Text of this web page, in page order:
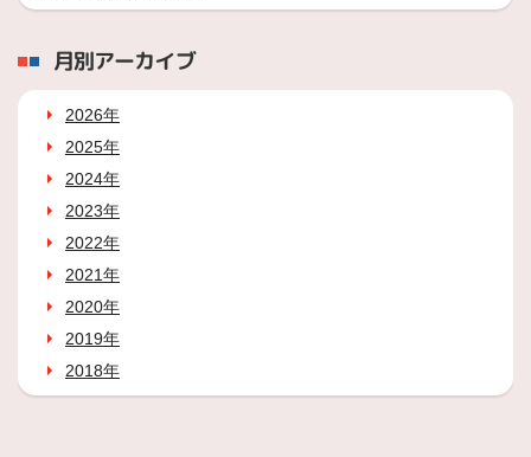
月別アーカイブ
2026年
2025年
2024年
2023年
2022年
2021年
2020年
2019年
2018年